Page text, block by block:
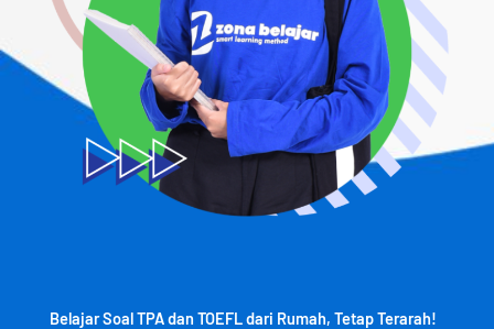
Belajar Soal TPA dan TOEFL dari Rumah, Tetap Terarah!